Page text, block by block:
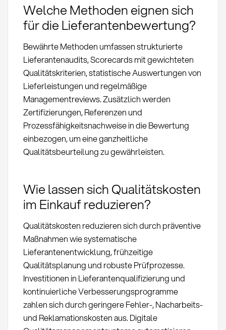
Welche Methoden eignen sich
für die Lieferantenbewertung?
Bewährte Methoden umfassen strukturierte
Lieferantenaudits, Scorecards mit gewichteten
Qualitätskriterien, statistische Auswertungen von
Lieferleistungen und regelmäßige
Managementreviews. Zusätzlich werden
Zertifizierungen, Referenzen und
Prozessfähigkeitsnachweise in die Bewertung
einbezogen, um eine ganzheitliche
Qualitätsbeurteilung zu gewährleisten.
Wie lassen sich Qualitätskosten
im Einkauf reduzieren?
Qualitätskosten reduzieren sich durch präventive
Maßnahmen wie systematische
Lieferantenentwicklung, frühzeitige
Qualitätsplanung und robuste Prüfprozesse.
Investitionen in Lieferantenqualifizierung und
kontinuierliche Verbesserungsprogramme
zahlen sich durch geringere Fehler-, Nacharbeits-
und Reklamationskosten aus. Digitale